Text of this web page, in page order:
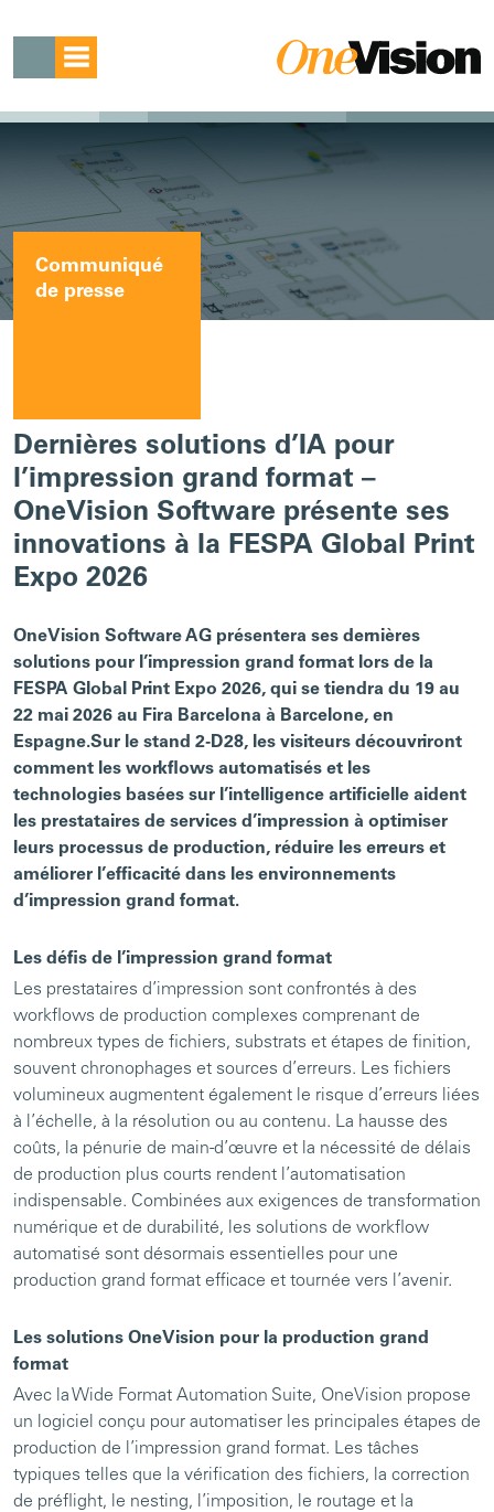
Communiqué
de presse
Dernières solutions d’IA pour
l’impression grand format –
OneVision Software présente ses
innovations à la FESPA Global Print
Expo 2026
OneVision Software AG présentera ses dernières
solutions pour l’impression grand format lors de la
FESPA Global Print Expo 2026, qui se tiendra du 19 au
22 mai 2026 au Fira Barcelona à Barcelone, en
Espagne.Sur le stand 2-D28, les visiteurs découvriront
comment les workflows automatisés et les
technologies basées sur l’intelligence artificielle aident
les prestataires de services d’impression à optimiser
leurs processus de production, réduire les erreurs et
améliorer l’efficacité dans les environnements
d’impression grand format.
Les défis de l’impression grand format
Les prestataires d’impression sont confrontés à des
workflows de production complexes comprenant de
nombreux types de fichiers, substrats et étapes de finition,
souvent chronophages et sources d’erreurs. Les fichiers
volumineux augmentent également le risque d’erreurs liées
à l’échelle, à la résolution ou au contenu. La hausse des
coûts, la pénurie de main-d’œuvre et la nécessité de délais
de production plus courts rendent l’automatisation
indispensable. Combinées aux exigences de transformation
numérique et de durabilité, les solutions de workflow
automatisé sont désormais essentielles pour une
production grand format efficace et tournée vers l’avenir.
Les solutions OneVision pour la production grand
format
Avec la Wide Format Automation Suite, OneVision propose
un logiciel conçu pour automatiser les principales étapes de
production de l’impression grand format. Les tâches
typiques telles que la vérification des fichiers, la correction
de préflight, le nesting, l’imposition, le routage et la